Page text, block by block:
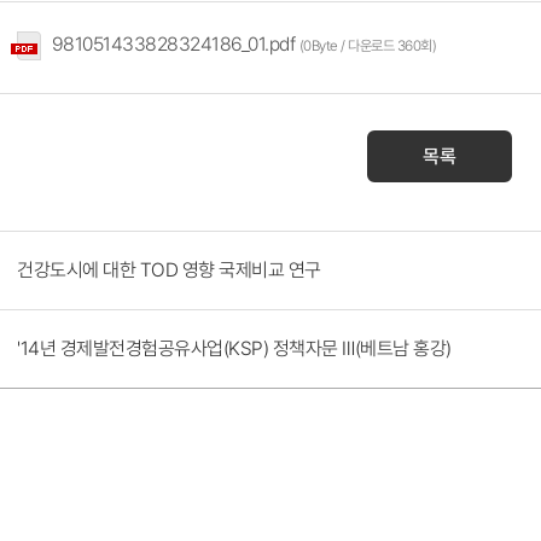
981051433828324186_01.pdf (0Byte / 다운로드 360회)
목록
건강도시에 대한 TOD 영향 국제비교 연구
'14년 경제발전경험공유사업(KSP) 정책자문 Ⅲ(베트남 홍강)